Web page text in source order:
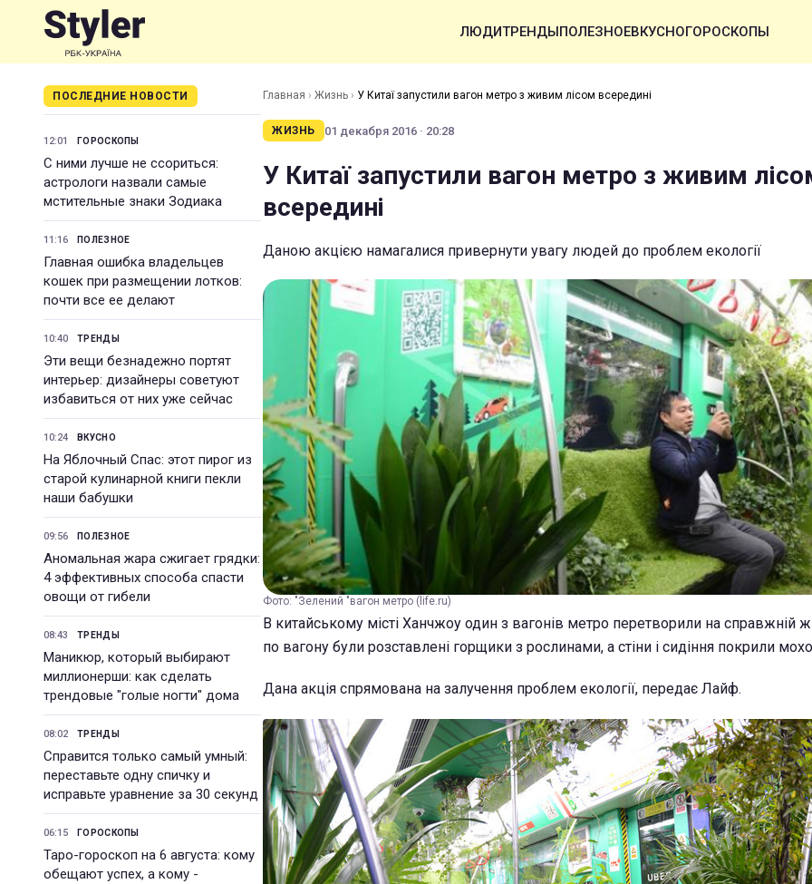
ЛЮДИТРЕНДЫПОЛЕЗНОЕВКУСНОГОРОСКОПЫ
ПОСЛЕДНИЕ НОВОСТИ
12:01 ГОРОСКОПЫ
С ними лучше не ссориться:
астрологи назвали самые
мстительные знаки Зодиака
11:16 ПОЛЕЗНОЕ
Главная ошибка владельцев
кошек при размещении лотков:
почти все ее делают
10:40 ТРЕНДЫ
Эти вещи безнадежно портят
интерьер: дизайнеры советуют
избавиться от них уже сейчас
10:24 ВКУСНО
На Яблочный Спас: этот пирог из
старой кулинарной книги пекли
наши бабушки
09:56 ПОЛЕЗНОЕ
Аномальная жара сжигает грядки:
4 эффективных способа спасти
овощи от гибели
08:43 ТРЕНДЫ
Маникюр, который выбирают
миллионерши: как сделать
трендовые "голые ногти" дома
08:02 ТРЕНДЫ
Справится только самый умный:
переставьте одну спичку и
исправьте уравнение за 30 секунд
06:15 ГОРОСКОПЫ
Таро-гороскоп на 6 августа: кому
обещают успех, а кому -
Главная › Жизнь › У Китаї запустили вагон метро з живим лісом всередині
ЖИЗНЬ 01 декабря 2016 · 20:28
У Китаї запустили вагон метро з живим
всередині
Даною акцією намагалися привернути увагу людей до проблем екології
Фото: "Зелений "вагон метро (life.ru)
В китайському місті Ханчжоу один з вагонів метро перетворили на справжній
по вагону були розставлені горщики з рослинами, а стіни і сидіння покрили
Дана акція спрямована на залучення проблем екології, передає Лайф.